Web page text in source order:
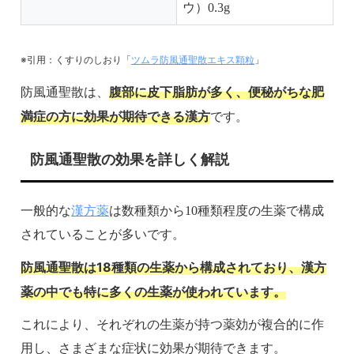
ウ）0.3g
※引用：くすりのしおり「ツムラ防風通聖散エキス顆粒 」
防風通聖散は、 腹部に皮下脂肪が多く、便秘がちな肥
満症の方に効果が期待できる漢方です。
防風通聖散の効果を詳しく解説
一般的な漢方薬は数種類から10種類程度の生薬で構成
されていることが多いです。
防風通聖散は18種類の生薬から構成されており、漢方
薬の中でも特に多くの生薬が使われています。
これにより、それぞれの生薬が持つ薬効が複合的に作
用し、さまざまな症状に効果が期待できます。